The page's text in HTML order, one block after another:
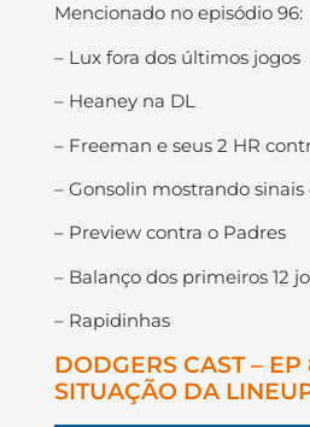
Mencionado no episódio 96:
– Lux fora dos últimos jogos
– Heaney na DL
– Freeman e seus 2 HR
– Gonsolin mostrando sinais
– Preview contra o Padres
– Balanço dos primeiros 12
– Rapidinhas
DODGERS CAST – EP
SITUAÇÃO DA